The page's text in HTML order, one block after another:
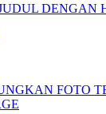
DENGAN
FOTO